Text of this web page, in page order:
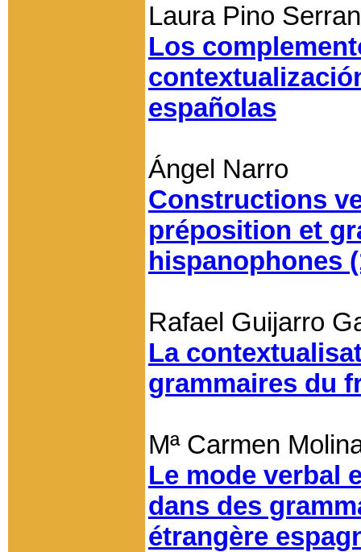
Laura Pino
Los
españolas
Ángel Narro
Constructions
préposition et
hispanophones
Rafael Guijarro
La
grammaires du
Mª Carmen
Le mode verbal
dans des
étrangère